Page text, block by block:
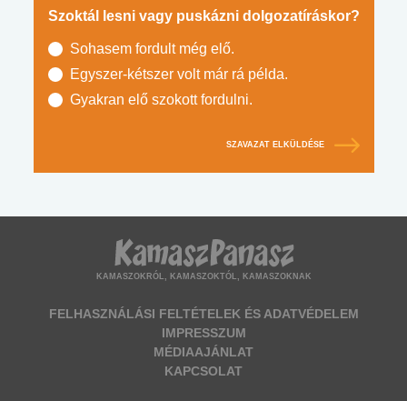
Szoktál lesni vagy puskázni dolgozatíráskor?
Sohasem fordult még elő.
Egyszer-kétszer volt már rá példa.
Gyakran elő szokott fordulni.
SZAVAZAT ELKÜLDÉSE
KAMASZOKRÓL, KAMASZOKTÓL, KAMASZOKNAK
FELHASZNÁLÁSI FELTÉTELEK ÉS ADATVÉDELEM
IMPRESSZUM
MÉDIAAJÁNLAT
KAPCSOLAT